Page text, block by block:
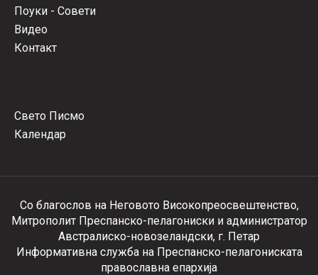
Поуки - Совети
Видео
Контакт
Свето Писмо
Календар
Со благослов на Неговото Високопреосвештенство,
Митрополит Преспанско-пелагониски и администратор
Австралиско-новозеландски, г. Петар
Информативна служба на Преспанско-пелагониската
православна епархија